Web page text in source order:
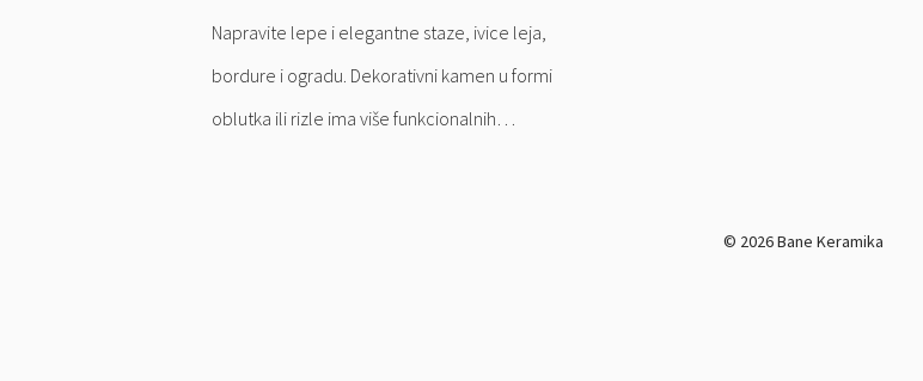
Napravite lepe i elegantne staze, ivice leja,
bordure i ogradu. Dekorativni kamen u formi
oblutka ili rizle ima više funkcionalnih…
© 2026 Bane Keramika